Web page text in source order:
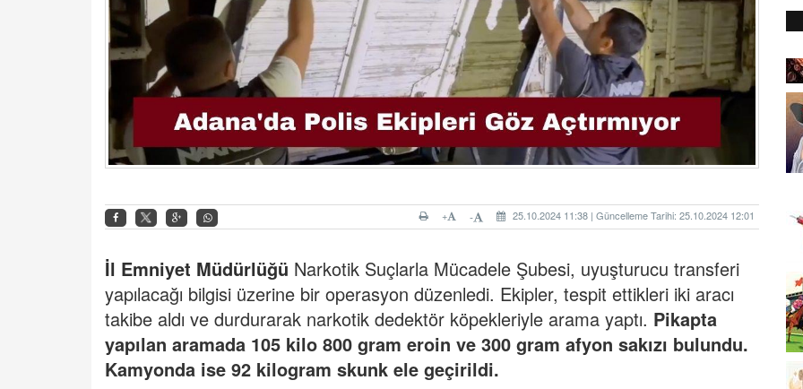
25.10.2024 11:38 | Güncelleme Tarihi: 25.10.2024 12:01
-
+
İl Emniyet Müdürlüğü Narkotik Suçlarla Mücadele Şubesi, uyuşturucu transferi
yapılacağı bilgisi üzerine bir operasyon düzenledi. Ekipler, tespit ettikleri iki aracı
takibe aldı ve durdurarak narkotik dedektör köpekleriyle arama yaptı. Pikapta
yapılan aramada 105 kilo 800 gram eroin ve 300 gram afyon sakızı bulundu.
Kamyonda ise 92 kilogram skunk ele geçirildi.